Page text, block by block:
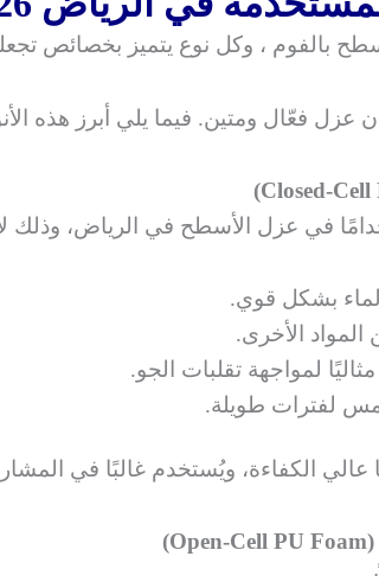
بالفوم ، وكل نوع يتميز بخصائص
عزل فعّال ومتين. فيما يلي أبرز هذه
في عزل الأسطح في الرياض، وذلك
بشكل قوي.
المواد الأخرى.
لمواجهة تقلبات الجو.
لفترات طويلة.
عالي الكفاءة، ويُستخدم غالبًا في